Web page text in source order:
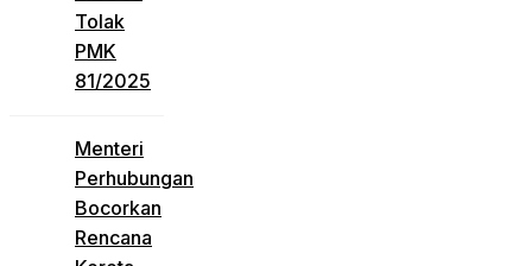
Tolak
PMK
81/2025
Menteri
Perhubungan
Bocorkan
Rencana